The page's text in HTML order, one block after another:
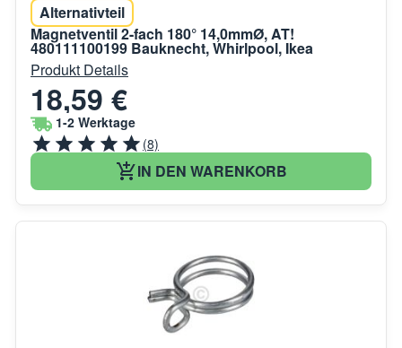
Alternativteil
Magnetventil 2-fach 180° 14,0mmØ, AT!
480111100199 Bauknecht, Whirlpool, Ikea
Produkt Details
18,59 €
1-2 Werktage
(8)
IN DEN WARENKORB